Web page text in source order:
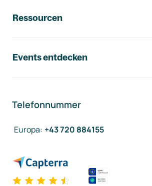
Ressourcen
Events entdecken
Telefonnummer
Europa: +43 720 884155